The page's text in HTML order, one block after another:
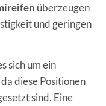
überzeugen
und geringen
sich um ein
diese Positionen
sind. Eine